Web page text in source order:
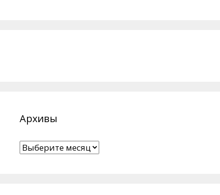
Архивы
Архивы